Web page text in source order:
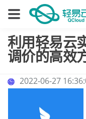
利用轻易云
调价的高效
2022-06-27